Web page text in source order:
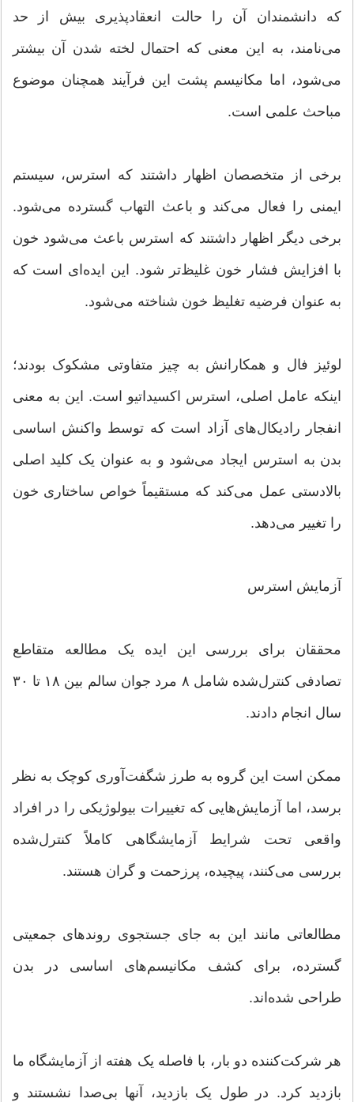
که دانشمندان آن را حالت انعقادپذیری بیش از حد
می‌نامند، به این معنی که احتمال لخته شدن آن بیشتر
می‌شود، اما مکانیسم پشت این فرآیند همچنان موضوع
مباحث علمی است.
برخی از متخصصان اظهار داشتند که استرس، سیستم
ایمنی را فعال می‌کند و باعث التهاب گسترده می‌شود.
برخی دیگر اظهار داشتند که استرس باعث می‌شود خون
با افزایش فشار خون غلیظ‌تر شود. این ایده‌ای است که
به عنوان فرضیه تغلیظ خون شناخته می‌شود.
لوئیز فال و همکارانش به چیز متفاوتی مشکوک بودند؛
اینکه عامل اصلی، استرس اکسیداتیو است. این به معنی
انفجار رادیکال‌های آزاد است که توسط واکنش اساسی
بدن به استرس ایجاد می‌شود و به عنوان یک کلید اصلی
بالادستی عمل می‌کند که مستقیماً خواص ساختاری خون
را تغییر می‌دهد.
آزمایش استرس
محققان برای بررسی این ایده یک مطالعه متقاطع
تصادفی کنترل‌شده شامل ۸ مرد جوان سالم بین ۱۸ تا ۳۰
سال انجام دادند.
ممکن است این گروه به طرز شگفت‌آوری کوچک به نظر
برسد، اما آزمایش‌هایی که تغییرات بیولوژیکی را در افراد
واقعی تحت شرایط آزمایشگاهی کاملاً کنترل‌شده
بررسی می‌کنند، پیچیده، پرزحمت و گران هستند.
مطالعاتی مانند این به جای جستجوی روندهای جمعیتی
گسترده، برای کشف مکانیسم‌های اساسی در بدن
طراحی شده‌اند.
هر شرکت‌کننده دو بار، با فاصله یک هفته از آزمایشگاه ما
بازدید کرد. در طول یک بازدید، آنها بی‌صدا نشستند و